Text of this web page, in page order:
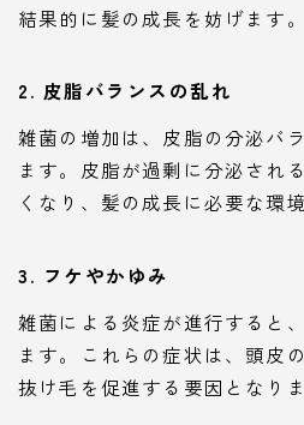
結果的に髪の成長を妨げます。
2. 皮脂バランスの乱れ
雑菌の増加は、皮脂の分泌バ
ます。皮脂が過剰に分泌され
くなり、髪の成長に必要な環
3. フケやかゆみ
雑菌による炎症が進行すると
ます。これらの症状は、頭皮
抜け毛を促進する要因となりま